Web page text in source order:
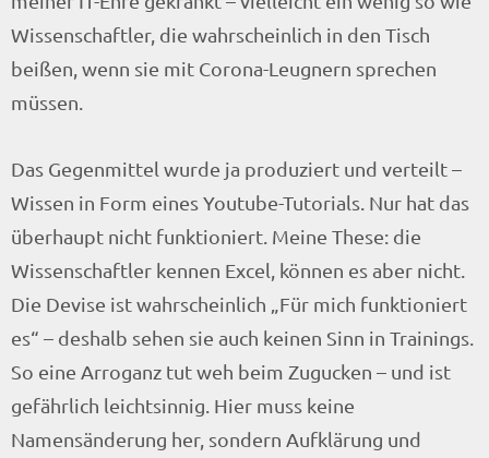
Wissenschaftler, die wahrscheinlich in den Tisch
beißen, wenn sie mit Corona-Leugnern sprechen
müssen.
Das Gegenmittel wurde ja produziert und verteilt –
Wissen in Form eines Youtube-Tutorials. Nur hat das
überhaupt nicht funktioniert. Meine These: die
Wissenschaftler kennen Excel, können es aber nicht.
Die Devise ist wahrscheinlich „Für mich funktioniert
es“ – deshalb sehen sie auch keinen Sinn in Trainings.
So eine Arroganz tut weh beim Zugucken – und ist
gefährlich leichtsinnig. Hier muss keine
Namensänderung her, sondern Aufklärung und